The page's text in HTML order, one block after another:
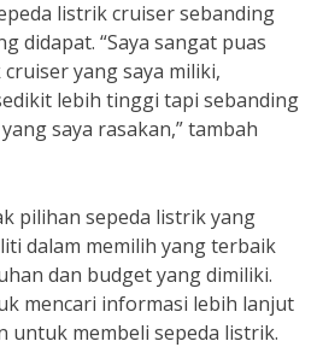
listrik cruiser sebanding
didapat. “Saya sangat puas
yang saya miliki,
lebih tinggi tapi sebanding
saya rasakan,” tambah
pilihan sepeda listrik yang
dalam memilih yang terbaik
dan budget yang dimiliki.
mencari informasi lebih lanjut
untuk membeli sepeda listrik.